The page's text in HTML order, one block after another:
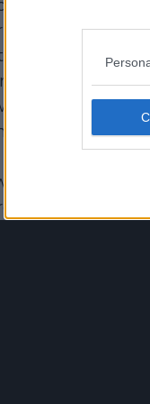
bei dem
in Lagunas
erwischte.
dem er sich in
eine
gewann zwei
Aru im Kampf
bei der